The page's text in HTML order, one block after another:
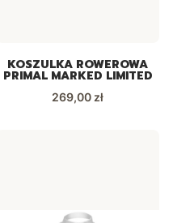
KOSZULKA ROWEROWA
PRIMAL MARKED LIMITED
Cena
269,00 zł